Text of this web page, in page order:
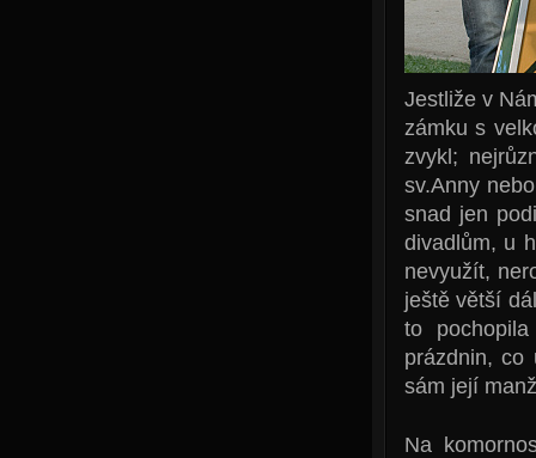
Jestliže v
zámku s
zvykl;
sv.Anny
snad jen
divadlům, u
nevyužít,
ještě větší
to
prázdnin,
sám její
Na